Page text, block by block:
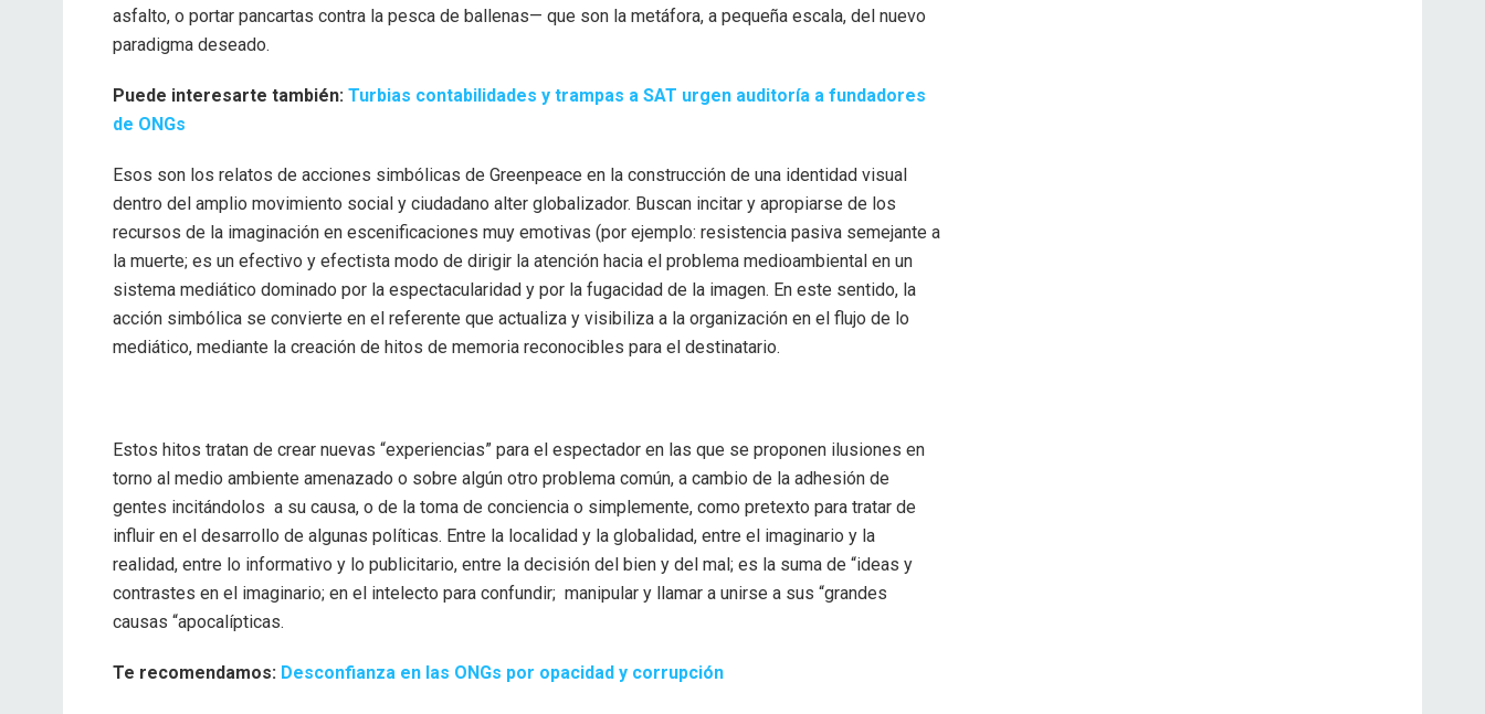
asfalto, o portar pancartas contra la pesca de ballenas— que son la metáfora, a pequeña escala, del nuevo
paradigma deseado.
Puede interesarte también: Turbias contabilidades y trampas a SAT urgen auditoría a fundadores
de ONGs
Esos son los relatos de acciones simbólicas de Greenpeace en la construcción de una identidad visual
dentro del amplio movimiento social y ciudadano alter globalizador. Buscan incitar y apropiarse de los
recursos de la imaginación en escenificaciones muy emotivas (por ejemplo: resistencia pasiva semejante a
la muerte; es un efectivo y efectista modo de dirigir la atención hacia el problema medioambiental en un
sistema mediático dominado por la espectacularidad y por la fugacidad de la imagen. En este sentido, la
acción simbólica se convierte en el referente que actualiza y visibiliza a la organización en el flujo de lo
mediático, mediante la creación de hitos de memoria reconocibles para el destinatario.
Estos hitos tratan de crear nuevas “experiencias” para el espectador en las que se proponen ilusiones en
torno al medio ambiente amenazado o sobre algún otro problema común, a cambio de la adhesión de
gentes incitándolos a su causa, o de la toma de conciencia o simplemente, como pretexto para tratar de
influir en el desarrollo de algunas políticas. Entre la localidad y la globalidad, entre el imaginario y la
realidad, entre lo informativo y lo publicitario, entre la decisión del bien y del mal; es la suma de “ideas y
contrastes en el imaginario; en el intelecto para confundir; manipular y llamar a unirse a sus “grandes
causas “apocalípticas.
Te recomendamos: Desconfianza en las ONGs por opacidad y corrupción